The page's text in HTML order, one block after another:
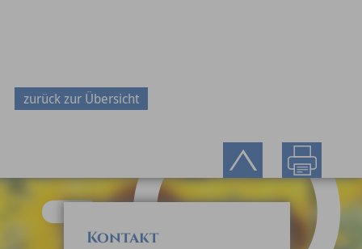
zurück zur Übersicht
Kontakt